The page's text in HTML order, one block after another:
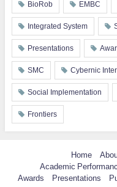
BioRob EMBC
Integrated System
Presentations
SMC Cybernic
Social Implementation
Frontiers
Home
Academic
Awards
Presentations